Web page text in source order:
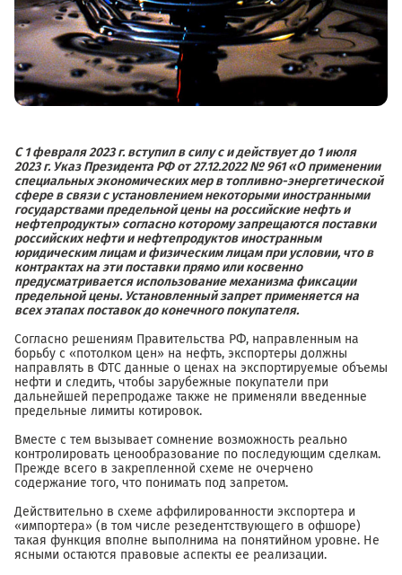
С 1 февраля 2023 г. вступил в силу с и действует до 1 июля
2023 г. Указ Президента РФ от 27.12.2022 № 961 «О применении
специальных экономических мер в топливно-энергетической
сфере в связи с установлением некоторыми иностранными
государствами предельной цены на российские нефть и
нефтепродукты» согласно которому запрещаются поставки
российских нефти и нефтепродуктов иностранным
юридическим лицам и физическим лицам при условии, что в
контрактах на эти поставки прямо или косвенно
предусматривается использование механизма фиксации
предельной цены. Установленный запрет применяется на
всех этапах поставок до конечного покупателя.
Согласно решениям Правительства РФ, направленным на
борьбу с «потолком цен» на нефть, экспортеры должны
направлять в ФТС данные о ценах на экспортируемые объемы
нефти и следить, чтобы зарубежные покупатели при
дальнейшей перепродаже также не применяли введенные
предельные лимиты котировок.
Вместе с тем вызывает сомнение возможность реально
контролировать ценообразование по последующим сделкам.
Прежде всего в закрепленной схеме не очерчено
содержание того, что понимать под запретом.
Действительно в схеме аффилированности экспортера и
«импортера» (в том числе резедентствующего в офшоре)
такая функция вполне выполнима на понятийном уровне. Не
ясными остаются правовые аспекты ее реализации.